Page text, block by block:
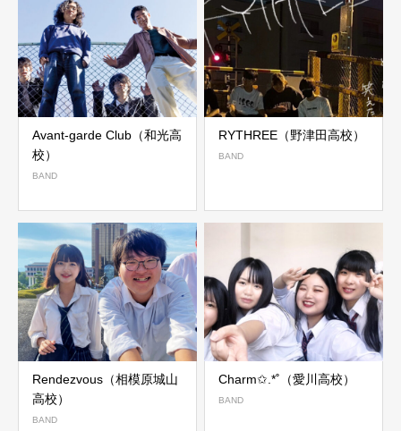
Avant-garde Club（和光高
校）
BAND
RYTHREE（野津田高校）
BAND
Rendezvous（相模原城山
高校）
BAND
Charm✩.*˚（愛川高校）
BAND